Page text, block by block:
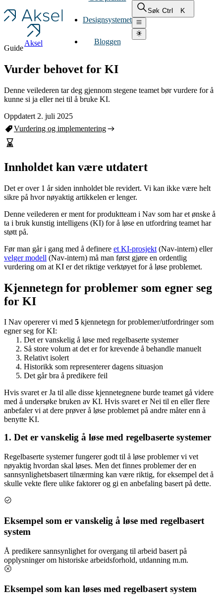
Aksel
Designsystemet
Bloggen
Søk Ctrl K
Guide
Vurder behovet for KI
Denne veilederen tar deg gjennom stegene teamet bør vurdere for å
kunne si ja eller nei til å bruke KI.
Oppdatert 2. juli 2025
Vurdering og implementering
Innholdet kan være utdatert
Det er over 1 år siden innholdet ble revidert. Vi kan ikke være helt
sikre på hvor nøyaktig artikkelen er lenger.
Denne veilederen er ment for produktteam i Nav som har et ønske å
ta i bruk kunstig intelligens (KI) for å løse en utfordring teamet har
støtt på.
Før man går i gang med å definere et KI-prosjekt (Nav-intern) eller
velger modell (Nav-intern) må man først gjøre en ordentlig
vurdering om at KI er det riktige verktøyet for å løse problemet.
Kjennetegn for problemer som egner seg
for KI
I Nav opererer vi med 5 kjennetegn for problemer/utfordringer som
egner seg for KI:
Det er vanskelig å løse med regelbaserte systemer
Så store volum at det er for krevende å behandle manuelt
Relativt isolert
Historikk som representerer dagens situasjon
Det går bra å predikere feil
Hvis svaret er Ja til alle disse kjennetegnene burde teamet gå videre
med å undersøke bruken av KI. Hvis svaret er Nei til en eller flere
anbefaler vi at dere prøver å løse problemet på andre måter enn å
benytte KI.
1. Det er vanskelig å løse med regelbaserte systemer
Regelbaserte systemer fungerer godt til å løse problemer vi vet
nøyaktig hvordan skal løses. Men det finnes problemer der en
sannsynlighetsbasert tilnærming kan være riktig, for eksempel det å
skulle vekte flere ulike faktorer og gi en anbefaling basert på dette.
Eksempel som er vanskelig å løse med regelbasert
system
Å predikere sannsynlighet for overgang til arbeid basert på
opplysninger om historiske arbeidsforhold, utdanning m.m.
Eksempel som kan løses med regelbasert system